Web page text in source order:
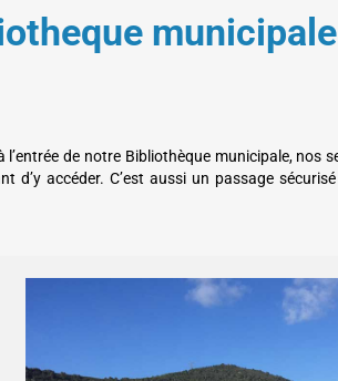
de notre Bibliothèque municipale, nos
accéder. C’est aussi un passage